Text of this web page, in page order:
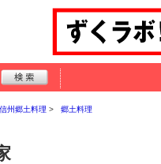
信州郷土料理 郷土料理